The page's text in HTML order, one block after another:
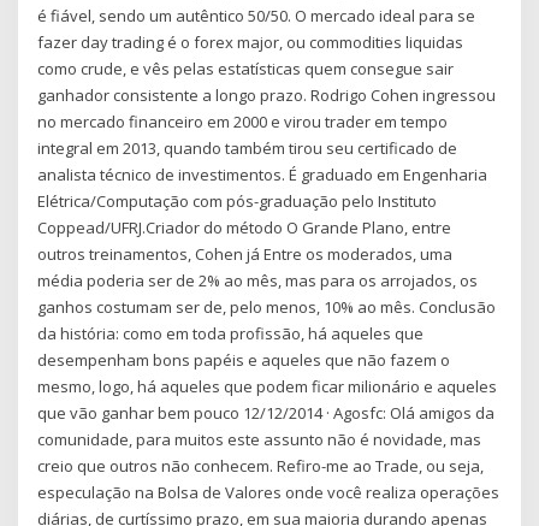
é fiável, sendo um autêntico 50/50. O mercado ideal para se
fazer day trading é o forex major, ou commodities liquidas
como crude, e vês pelas estatísticas quem consegue sair
ganhador consistente a longo prazo. Rodrigo Cohen ingressou
no mercado financeiro em 2000 e virou trader em tempo
integral em 2013, quando também tirou seu certificado de
analista técnico de investimentos. É graduado em Engenharia
Elétrica/Computação com pós-graduação pelo Instituto
Coppead/UFRJ.Criador do método O Grande Plano, entre
outros treinamentos, Cohen já Entre os moderados, uma
média poderia ser de 2% ao mês, mas para os arrojados, os
ganhos costumam ser de, pelo menos, 10% ao mês. Conclusão
da história: como em toda profissão, há aqueles que
desempenham bons papéis e aqueles que não fazem o
mesmo, logo, há aqueles que podem ficar milionário e aqueles
que vão ganhar bem pouco 12/12/2014 · Agosfc: Olá amigos da
comunidade, para muitos este assunto não é novidade, mas
creio que outros não conhecem. Refiro-me ao Trade, ou seja,
especulação na Bolsa de Valores onde você realiza operações
diárias, de curtíssimo prazo, em sua maioria durando apenas